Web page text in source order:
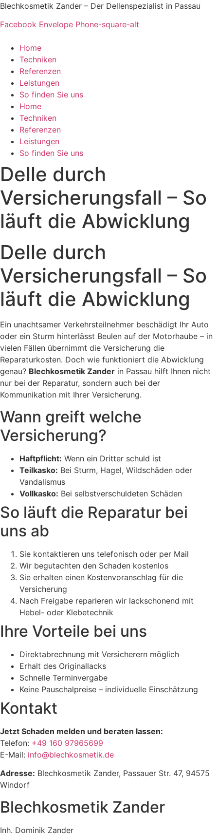
Zum
springen
Blechkosmetik Zander – Der Dellenspezialist in Passau
Facebook Envelope Phone-square-alt
Home
Techniken
Referenzen
Leistungen
So finden Sie uns
Home
Techniken
Referenzen
Leistungen
So finden Sie uns
Delle durch
Versicherungsfall – So
läuft die Abwicklung
Delle durch
Versicherungsfall – So
läuft die Abwicklung
Ein unachtsamer Verkehrsteilnehmer beschädigt Ihr Auto
oder ein Sturm hinterlässt Beulen auf der Motorhaube – in
vielen Fällen übernimmt die Versicherung die
Reparaturkosten. Doch wie funktioniert die Abwicklung
genau? Blechkosmetik Zander in Passau hilft Ihnen nicht
nur bei der Reparatur, sondern auch bei der
Kommunikation mit Ihrer Versicherung.
Wann greift welche
Versicherung?
Haftpflicht: Wenn ein Dritter schuld ist
Teilkasko: Bei Sturm, Hagel, Wildschäden oder
Vandalismus
Vollkasko: Bei selbstverschuldeten Schäden
So läuft die Reparatur bei
uns ab
Sie kontaktieren uns telefonisch oder per Mail
Wir begutachten den Schaden kostenlos
Sie erhalten einen Kostenvoranschlag für die
Versicherung
Nach Freigabe reparieren wir lackschonend mit
Hebel- oder Klebetechnik
Ihre Vorteile bei uns
Direktabrechnung mit Versicherern möglich
Erhalt des Originallacks
Schnelle Terminvergabe
Keine Pauschalpreise – individuelle Einschätzung
Kontakt
Jetzt Schaden melden und beraten lassen:
Telefon: +49 160 97965699
E-Mail: info@blechkosmetik.de
Adresse: Blechkosmetik Zander, Passauer Str. 47, 94575
Windorf
Blechkosmetik Zander
Inh. Dominik Zander